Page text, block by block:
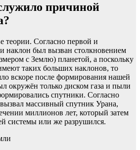
причиной
теории. Согласно первой и
наклон был вызван столкновением
с Землю) планетой, а поскольку
таких больших наклонов, то
вскоре после формирования нашей
окружён только диском газа и пыли
спутники. Согласно
массивный спутник Урана,
миллионов лет, который затем
системы или же разрушился.